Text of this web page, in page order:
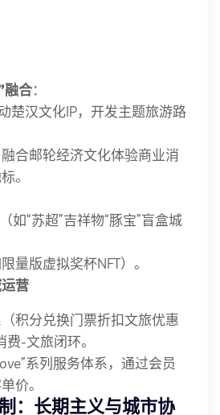
融合：
楚汉文化IP，开发主题旅游路
合邮轮经济文化体验商业消
。
如“苏超”吉祥物“豚宝”盲盒城
量版虚拟奖杯NFT）。
营
积分兑换门票折扣文旅优惠
-文旅闭环。
系列服务体系，通过会员
价。
：长期主义与城市协